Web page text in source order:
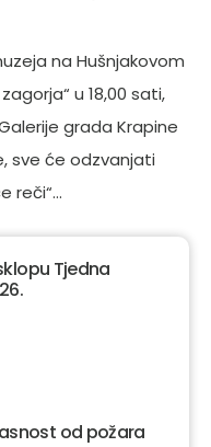
na Hušnjakovom
u 18,00 sati,
grada Krapine
sve će odzvanjati
reči“…
Tjedna
od požara